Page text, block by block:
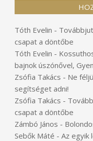
Tóth Evelin -
csapat a döntőbe
Tóth Evelin -
bajnok úszónővel,
Zsófia Takács - Ne
segítséget adni!
Zsófia Takács -
csapat a döntőbe
Zámbó János -
Sebők Máté - Az egyik